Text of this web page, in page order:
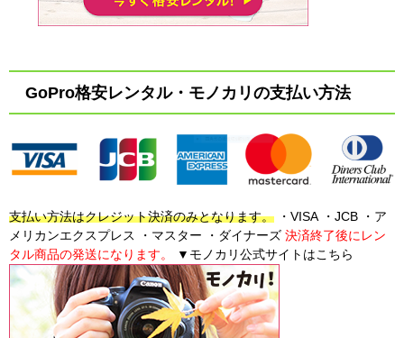
GoPro格安レンタル・モノカリの支払い方法
支払い方法はクレジット決済のみとなります。 ・VISA ・JCB ・ア
メリカンエクスプレス ・マスター ・ダイナーズ 決済終了後にレン
タル商品の発送になります。
▼モノカリ公式サイトはこちら